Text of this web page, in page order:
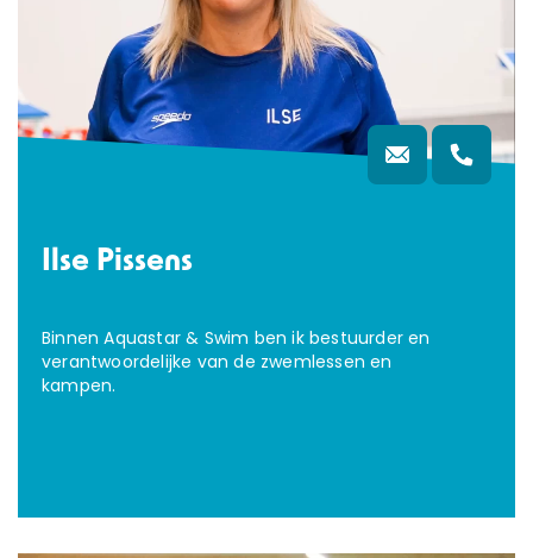
Ilse Pissens
Binnen Aquastar & Swim ben ik bestuurder en
verantwoordelijke van de zwemlessen en
kampen.